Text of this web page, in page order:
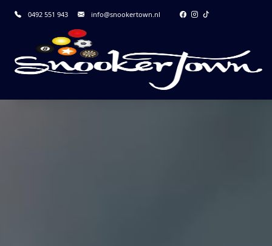
0492 551 943 info@snookertown.nl